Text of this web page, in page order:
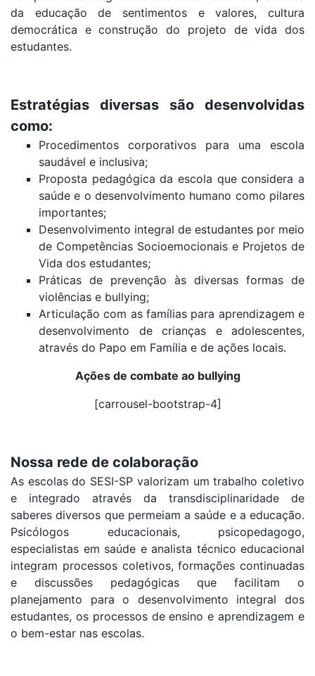
da educação de sentimentos e valores, cultura
democrática e construção do projeto de vida dos
estudantes.
Estratégias diversas são desenvolvidas
como:
Procedimentos corporativos para uma escola
saudável e inclusiva;
Proposta pedagógica da escola que considera a
saúde e o desenvolvimento humano como pilares
importantes;
Desenvolvimento integral de estudantes por meio
de Competências Socioemocionais e Projetos de
Vida dos estudantes;
Práticas de prevenção às diversas formas de
violências e bullying;
Articulação com as famílias para aprendizagem e
desenvolvimento de crianças e adolescentes,
através do Papo em Família e de ações locais.
Ações de combate ao bullying
[carrousel-bootstrap-4]
Nossa rede de colaboração
As escolas do SESI-SP valorizam um trabalho coletivo
e integrado através da transdisciplinaridade de
saberes diversos que permeiam a saúde e a educação.
Psicólogos educacionais, psicopedagogo,
especialistas em saúde e analista técnico educacional
integram processos coletivos, formações continuadas
e discussões pedagógicas que facilitam o
planejamento para o desenvolvimento integral dos
estudantes, os processos de ensino e aprendizagem e
o bem-estar nas escolas.